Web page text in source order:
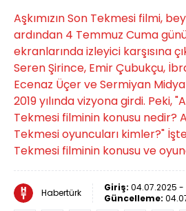
Aşkımızın Son Tekmesi filmi,
ardından 4 Temmuz Cuma
ekranlarında izleyici karşısına
Seren Şirince, Emir Çubukçu,
Ecenaz Üçer ve Sermiyan
2019 yılında vizyona girdi. Peki,
Tekmesi filminin konusu nedir?
Tekmesi oyuncuları kimler?" İşte
Tekmesi filminin konusu ve
Habertürk Giriş: 04.07.2025 -
Güncelleme: